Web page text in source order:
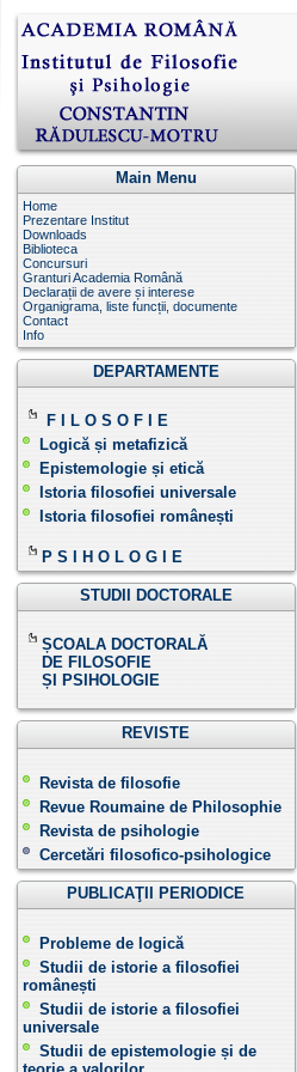
Main Menu
Home
Prezentare Institut
Downloads
Biblioteca
Concursuri
Granturi Academia Română
Declarații de avere și interese
Organigrama, liste funcții, documente
Contact
Info
DEPARTAMENTE
F I L O S O F I E
Logică și metafizică
Epistemologie și etică
Istoria filosofiei universale
Istoria filosofiei românești
P S I H O L O G I E
STUDII DOCTORALE
ȘCOALA DOCTORALĂ
DE FILOSOFIE
ȘI PSIHOLOGIE
REVISTE
Revista de filosofie
Revue Roumaine de Philosophie
Revista de psihologie
Cercetări filosofico-psihologice
PUBLICAŢII PERIODICE
Probleme de logică
Studii de istorie a filosofiei
românești
Studii de istorie a filosofiei
universale
Studii de epistemologie și de